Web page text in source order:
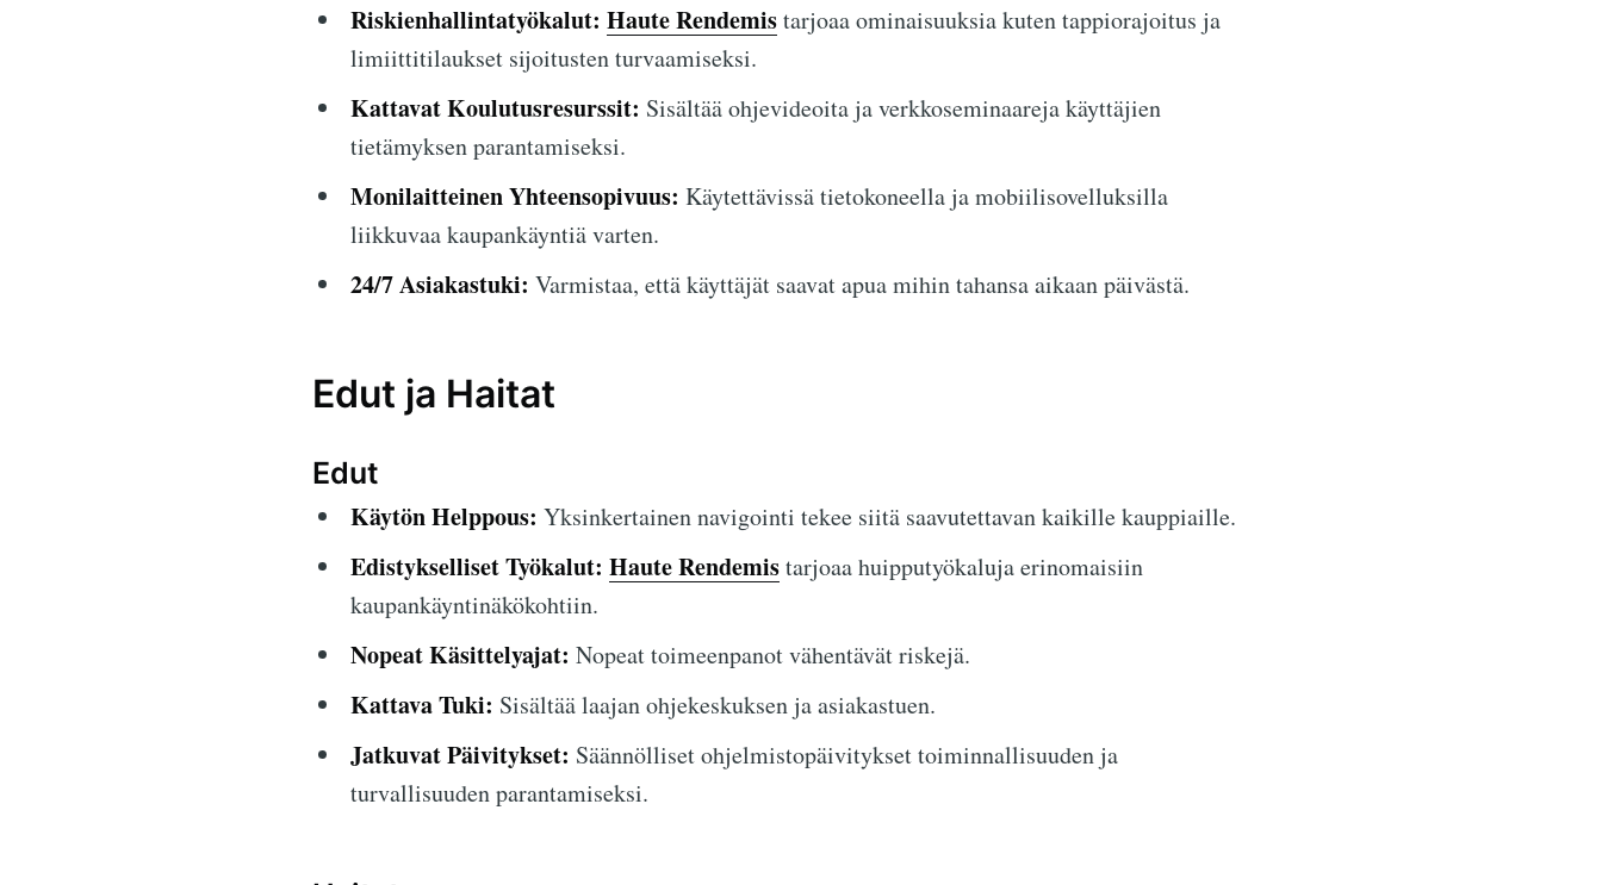
Riskienhallintatyökalut: Haute Rendemistarjoaa ominaisuuksia kuten tappiorajoitus ja
limiittitilaukset sijoitusten turvaamiseksi.
Kattavat Koulutusresurssit: Sisältää ohjevideoita ja verkkoseminaareja käyttäjien
tietämyksen parantamiseksi.
Monilaitteinen Yhteensopivuus: Käytettävissä tietokoneella ja mobiilisovelluksilla
liikkuvaa kaupankäyntiä varten.
24/7 Asiakastuki: Varmistaa, että käyttäjät saavat apua mihin tahansa aikaan päivästä.
Edut ja Haitat
Edut
Käytön Helppous: Yksinkertainen navigointi tekee siitä saavutettavan kaikille kauppiaille.
Edistykselliset Työkalut: Haute Rendemistarjoaa huipputyökaluja erinomaisiin
kaupankäyntinäkökohtiin.
Nopeat Käsittelyajat: Nopeat toimeenpanot vähentävät riskejä.
Kattava Tuki: Sisältää laajan ohjekeskuksen ja asiakastuen.
Jatkuvat Päivitykset: Säännölliset ohjelmistopäivitykset toiminnallisuuden ja
turvallisuuden parantamiseksi.